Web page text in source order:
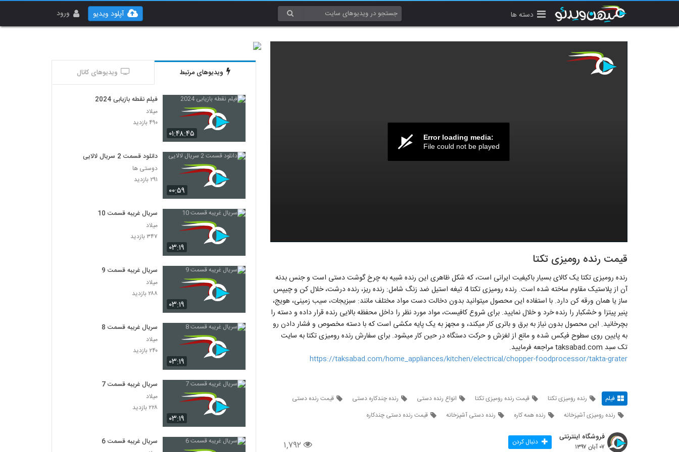
دسته ها ورود آپلود ویدیو
Error loading media:
File could not be played
قیمت رنده رومیزی تکتا
رنده رومیزی تکتا یک کالای بسیار باکیفیت ایرانی است، که شکل ظاهری این رنده شبیه به چرخ گوشت دستی است و جنس بدنه
آن از پلاستیک مقاوم ساخته شده است. رنده رومیزی تکتا 4 تیغه استیل ضد زنگ شامل: رنده ریز، رنده درشت، خلال کن و چیپس
ساز یا همان ورقه کن دارد. با استفاده این محصول میتوانید بدون دخالت دست مواد مختلف مانند: سبزیجات، سیب زمینی، هویج،
پنیر پیتزا و خشکبار را رنده خرد و خلال نمایید. برای شروع کافیست، مواد مورد نظر را داخل محفظه بالایی رنده قرار داده و دسته را
بچرخانید. این محصول بدون نیاز به برق و باتری کار میکند، و مجهز به یک پایه مکشی است که با دسته مخصوص و فشار دادن رو
به پایین روی سطوح فیکس شده و مانع از لغزش و حرکت دستگاه در حین کار میشود. برای سفارش رنده رومیزی تکتا به سایت
تک سبد taksabad.com مراجعه فرمایید.
https://taksabad.com/home_appliances/kitchen/electrical/chopper-foodprocessor/takta-grater
فیلم رنده رومیزی تکتا قیمت رنده رومیزی تکتا انواع رنده دستی رنده چندکاره دستی
قیمت رنده دستی
رنده رومیزی آشپزخانه
رنده همه کاره رنده دستی آشپزخانه قیمت رنده دستی چندکاره
۱,۷۹۲
فروشگاه اینترنتی
۰۷ آبان ۱۳۹۷ دنبال کردن
ویدیوهای مرتبط ویدیوهای کانال
۰۱:۴۸:۴۵
فیلم نقطه بازیابی 2024
میلاد
۴۹۰ بازدید
۰۰:۵۹
دانلود قسمت 2 سریال لالایی
دوستی ها
۲۹۱ بازدید
۰۳:۱۹
سریال غریبه قسمت 10
میلاد
۳۴۷ بازدید
۰۳:۱۹
سریال غریبه قسمت 9
میلاد
۲۸۸ بازدید
۰۳:۱۹
سریال غریبه قسمت 8
میلاد
۲۴۰ بازدید
۰۳:۱۹
سریال غریبه قسمت 7
میلاد
۲۲۸ بازدید
سریال غریبه قسمت 6